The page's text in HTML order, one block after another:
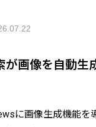
が画像を自動生
に画像生成機能を